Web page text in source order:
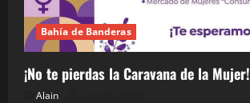
Bahía de Banderas
¡No te pierdas la Caravana de la Mujer!
Alain